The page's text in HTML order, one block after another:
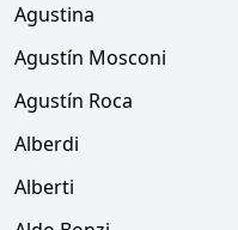
Agustina
Agustín Mosconi
Agustín Roca
Alberdi
Alberti